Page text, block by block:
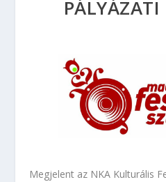
PÁLYÁZATI
Megjelent az NKA Kulturális